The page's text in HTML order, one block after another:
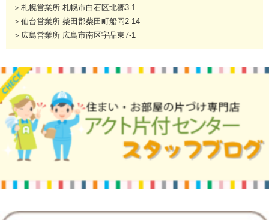
＞札幌営業所 札幌市白石区北郷3-1
＞仙台営業所 柴田郡柴田町船岡2-14
＞広島営業所 広島市南区宇品東7-1